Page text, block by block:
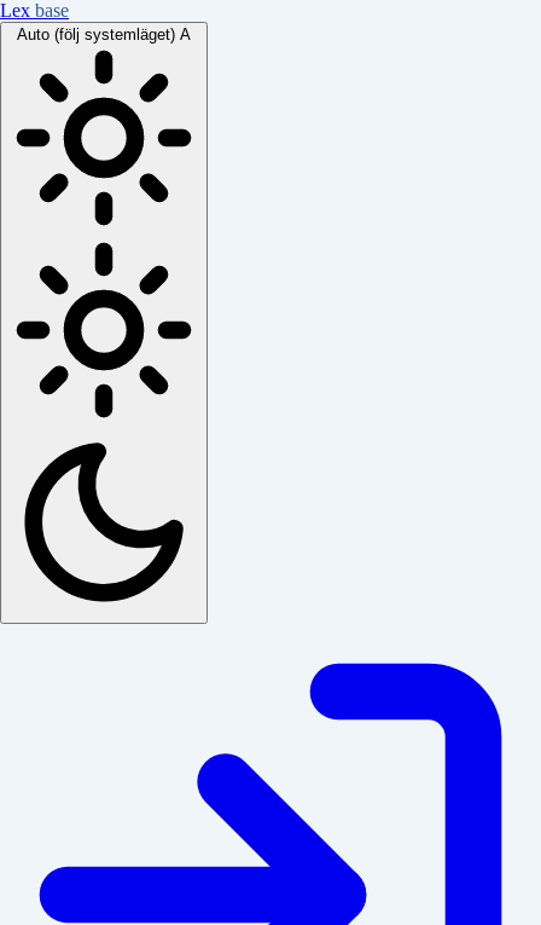
Lex base
Auto (följ systemläget) A